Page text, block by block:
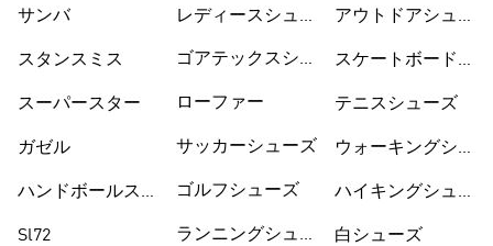
サンバ
スタンスミス
スーパースター
ガゼル
ハンドボールスペ
Sl72
レディースシュー
ゴアテックスシュ
ローファー
サッカーシューズ
ゴルフシューズ
ランニングシュー
シューズ
アウトドアシュー
スケートボードシ
テニスシューズ
ウォーキングシュ
ハイキングシュー
白シューズ